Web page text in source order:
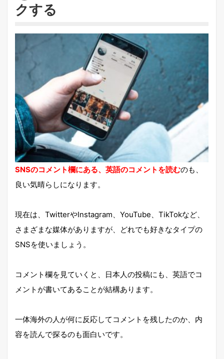
クする
SNSのコメント欄にある、英語のコメントを読むのも、
良い気晴らしになります。
現在は、TwitterやInstagram、YouTube、TikTokなど、
さまざまな媒体がありますが、どれでも好きなタイプの
SNSを使いましょう。
コメント欄を見ていくと、日本人の投稿にも、英語でコ
メントが書いてあることが結構あります。
一体海外の人が何に反応してコメントを残したのか、内
容を読んで探るのも面白いです。